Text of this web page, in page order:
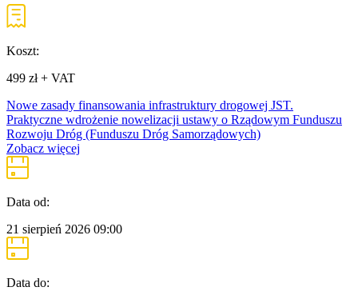
Koszt:
499 zł + VAT
Nowe zasady finansowania infrastruktury drogowej JST.
Praktyczne wdrożenie nowelizacji ustawy o Rządowym Funduszu
Rozwoju Dróg (Funduszu Dróg Samorządowych)
Zobacz więcej
Data od:
21 sierpień 2026 09:00
Data do: